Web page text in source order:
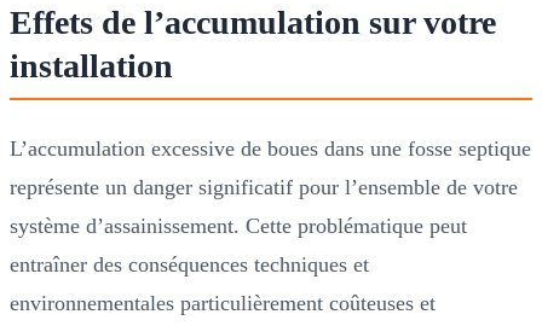
Effets de l’accumulation sur votre
installation
L’accumulation excessive de boues dans une fosse septique
représente un danger significatif pour l’ensemble de votre
système d’assainissement. Cette problématique peut
entraîner des conséquences techniques et
environnementales particulièrement coûteuses et